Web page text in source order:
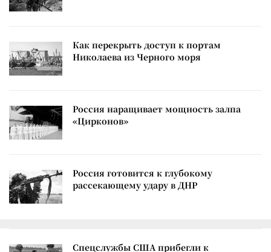
Как перекрыть доступ к портам
Николаева из Черного моря
Россия наращивает мощность залпа
«Цирконов»
Россия готовится к глубокому
рассекающему удару в ДНР
Спецслужбы США прибегли к